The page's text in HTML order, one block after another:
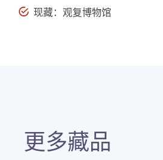
现藏：观复博物馆
更多藏品